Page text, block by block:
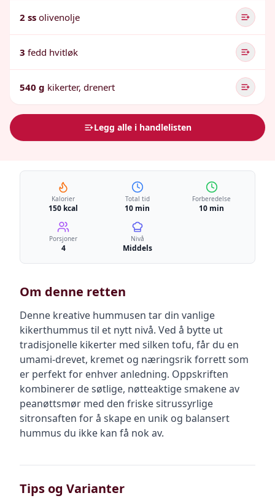
2 ss olivenolje
3 fedd hvitløk
540 g kikerter, drenert
Legg alle i handlelisten
Kalorier
150 kcal
Total tid
10 min
Forberedelse
10 min
Porsjoner
4
Nivå
Middels
Om denne retten
Denne kreative hummusen tar din vanlige
kikerthummus til et nytt nivå. Ved å bytte ut
tradisjonelle kikerter med silken tofu, får du en
umami-drevet, kremet og næringsrik forrett som
er perfekt for enhver anledning. Oppskriften
kombinerer de søtlige, nøtteaktige smakene av
peanøttsmør med den friske sitrussyrlige
sitronsaften for å skape en unik og balansert
hummus du ikke kan få nok av.
Tips og Varianter